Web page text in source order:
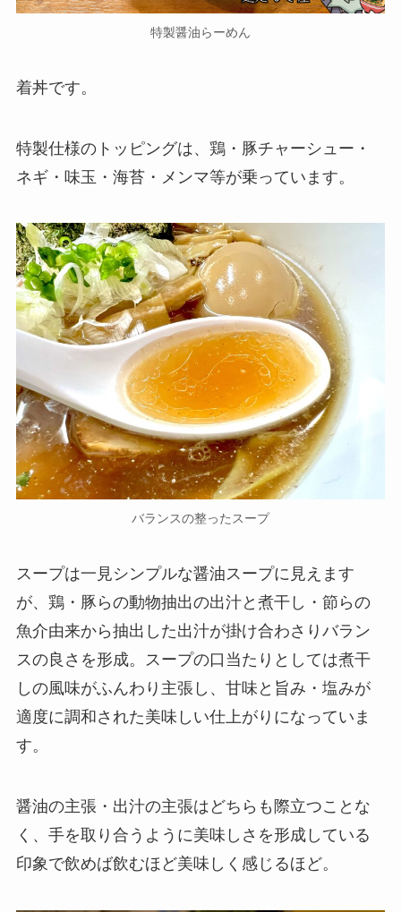
特製醤油らーめん
着丼です。
特製仕様のトッピングは、鶏・豚チャーシュー・
ネギ・味玉・海苔・メンマ等が乗っています。
バランスの整ったスープ
スープは一見シンプルな醤油スープに見えます
が、鶏・豚らの動物抽出の出汁と煮干し・節らの
魚介由来から抽出した出汁が掛け合わさりバラン
スの良さを形成。スープの口当たりとしては煮干
しの風味がふんわり主張し、甘味と旨み・塩みが
適度に調和された美味しい仕上がりになっていま
す。
醤油の主張・出汁の主張はどちらも際立つことな
く、手を取り合うように美味しさを形成している
印象で飲めば飲むほど美味しく感じるほど。